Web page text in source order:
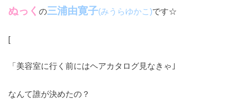
ぬっくの三浦由寛子(みうらゆかこ)です☆
[
「美容室に行く前にはヘアカタログ見なきゃ｣
なんて誰が決めたの？